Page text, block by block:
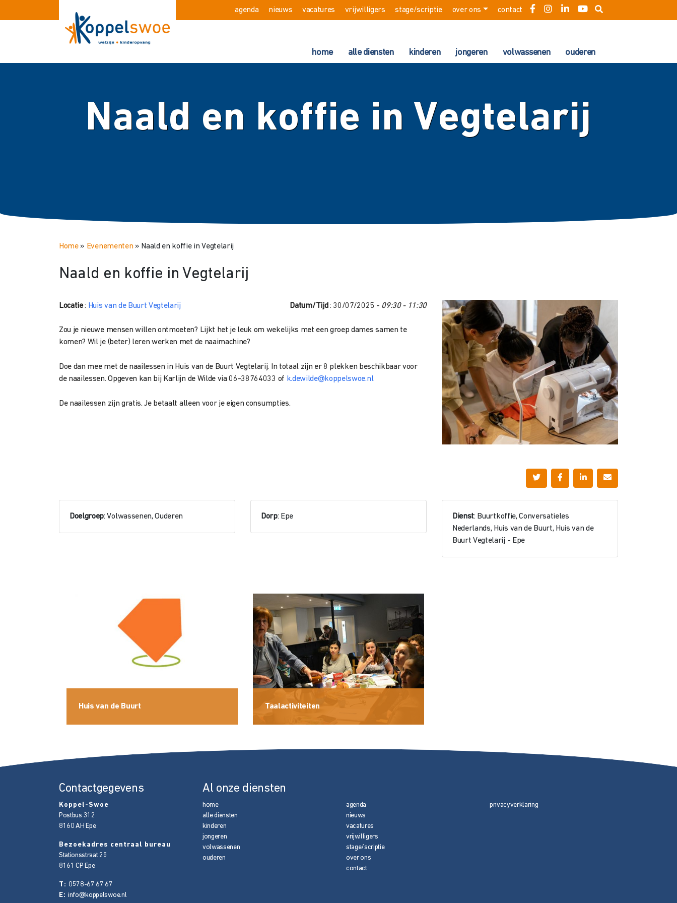
agenda nieuws vacatures vrijwilligers stage/scriptie over ons contact
home alle diensten kinderen jongeren volwassenen ouderen
Naald en koffie in Vegtelarij
Home» Evenementen» Naald en koffie in Vegtelarij
Naald en koffie in Vegtelarij
Locatie: Huis van de Buurt Vegtelarij Datum/Tijd : 30/07/2025 - 09:30 - 11:30
Zou je nieuwe mensen willen ontmoeten? Lijkt het je leuk om wekelijks met een groep dames samen te
komen? Wil je (beter) leren werken met de naaimachine?
Doe dan mee met de naailessen in Huis van de Buurt Vegtelarij. In totaal zijn er 8 plekken beschikbaar voor
de naailessen. Opgeven kan bij Karlijn de Wilde via 06-38764033 of k.dewilde@koppelswoe.nl
De naailessen zijn gratis. Je betaalt alleen voor je eigen consumpties.
Doelgroep: Volwassenen, Ouderen Dorp: Epe Dienst: Buurtkoffie, Conversatieles
Nederlands, Huis van de Buurt, Huis van de
Buurt Vegtelarij - Epe
Huis van de Buurt Taalactiviteiten
Contactgegevens
Koppel-Swoe
Postbus 312
8160 AH Epe
Bezoekadres centraal bureau
Stationsstraat 25
8161 CP Epe
T: 0578-67 67 67
E: info@koppelswoe.nl
Al onze diensten
home
alle diensten
kinderen
jongeren
volwassenen
ouderen
agenda
nieuws
vacatures
vrijwilligers
stage/scriptie
over ons
contact
privacyverklaring